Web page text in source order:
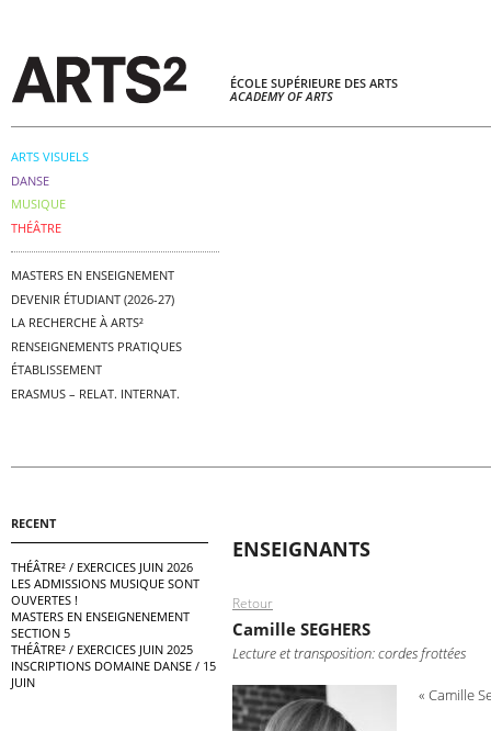
ÉCOLE SUPÉRIEURE DES ARTS
ACADEMY OF ARTS
ARTS VISUELS
DANSE
MUSIQUE
THÉÂTRE
MASTERS EN ENSEIGNEMENT
DEVENIR ÉTUDIANT (2026-27)
LA RECHERCHE À ARTS²
RENSEIGNEMENTS PRATIQUES
ÉTABLISSEMENT
ERASMUS – RELAT. INTERNAT.
RECENT
THÉÂTRE² / EXERCICES JUIN 2026
LES ADMISSIONS MUSIQUE SONT
OUVERTES !
MASTERS EN ENSEIGNENEMENT
SECTION 5
THÉÂTRE² / EXERCICES JUIN 2025
INSCRIPTIONS DOMAINE DANSE / 15
JUIN
ENSEIGNANTS
Retour
Camille SEGHERS
Lecture et transposition: cordes frottées
« Camille